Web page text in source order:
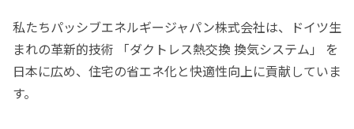
私たちパッシブエネルギージャパン株式会社は、ドイツ生
まれの革新的技術 「ダクトレス熱交換 換気システム」 を
日本に広め、住宅の省エネ化と快適性向上に貢献していま
す。